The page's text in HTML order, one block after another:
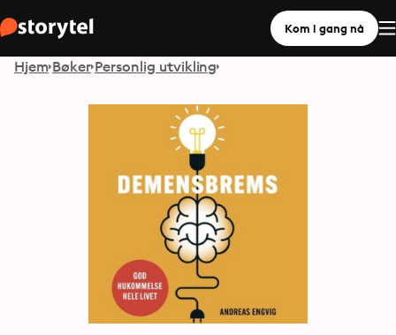
Kom i gang nå
Hjem Bøker Personlig utvikling